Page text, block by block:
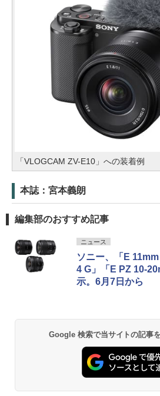
「VLOGCAM ZV-E10」への装着例
本誌：宮本義朗
編集部のおすすめ記事
ニュース
ソニー、「E
4 G」「E PZ 10-
示。6月7日から
Google 検索で当サイトの記事